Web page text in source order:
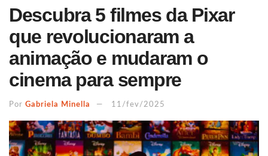
Descubra 5 filmes da Pixar
que revolucionaram a
animação e mudaram o
cinema para sempre
Por Gabriela Minella 11/fev/2025